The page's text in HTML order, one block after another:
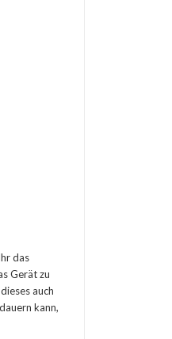
das
Gerät zu
auch
kann,